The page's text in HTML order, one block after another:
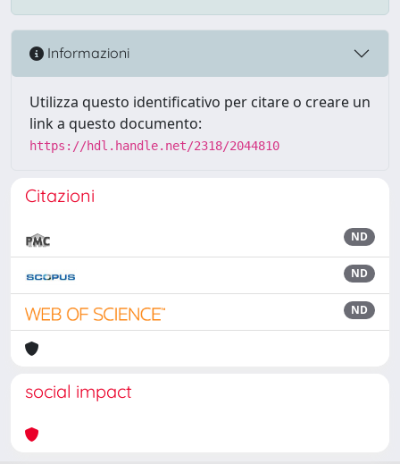
Informazioni
Utilizza questo identificativo per citare o creare un
link a questo documento:
https://hdl.handle.net/2318/2044810
Citazioni
ND
ND
ND
social impact